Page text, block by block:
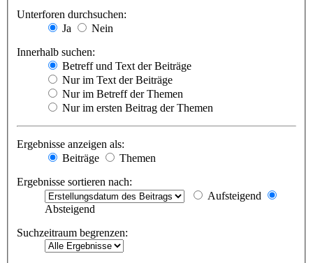
Unterforen durchsuchen:
Ja
Nein
Innerhalb suchen:
Betreff und Text der Beiträge
Nur im Text der Beiträge
Nur im Betreff der Themen
Nur im ersten Beitrag der Themen
Ergebnisse anzeigen als:
Beiträge
Themen
Ergebnisse sortieren nach:
Aufsteigend
Absteigend
Suchzeitraum begrenzen: